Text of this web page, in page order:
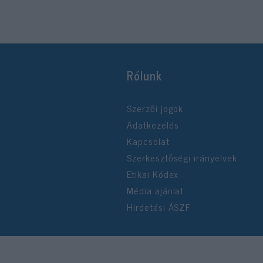
Rólunk
Szerzői jogok
Adatkezelés
Kapcsolat
Szerkesztőségi irányelvek
Etikai Kódex
Média ajánlat
Hirdetési ÁSZF